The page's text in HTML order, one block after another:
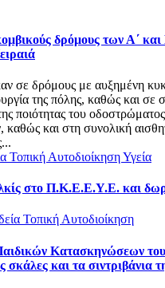
δρόμους των Α΄
σε δρόμους με αυξημένη
της πόλης, καθώς και σε
ποιότητας του
και στη συνολική
Τοπική ΑυτοδιοίκησηΥγεία
στο Π.Κ.Ε.Ε.Υ.Ε. και
Τοπική Αυτοδιοίκηση
Κατασκηνώσεων
σκάλες και τα σιντριβάνια